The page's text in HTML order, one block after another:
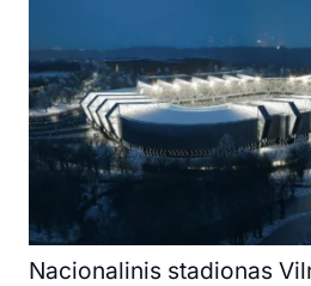
Nacionalinis stadionas